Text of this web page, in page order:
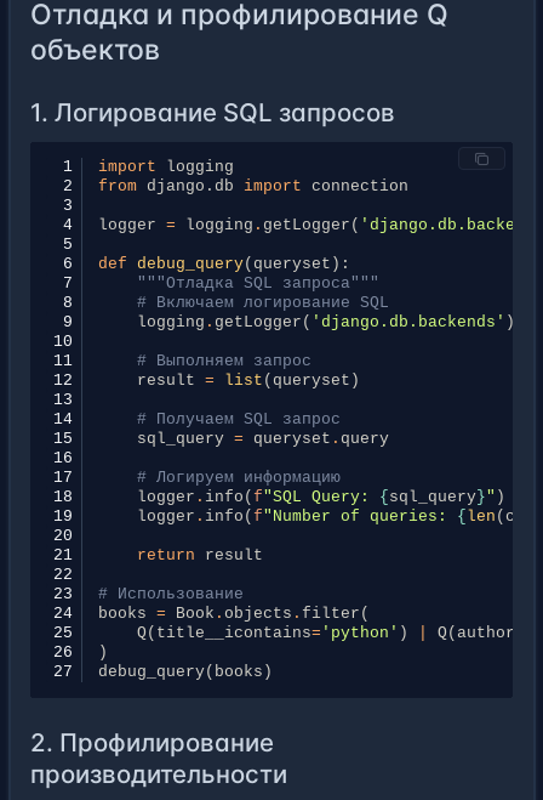
39
self.assertEqual( books . first(),
40
41
def
44
self. assertEqual(books.
assertEqual
47
def test_complex_query
48
"""Тестирование сложного запроса"""
49
50
Q(
51
52
)
&
53
Q(author__age__gte
54
Q( category__name='Programming'
55
)
56
57
self.assertEqual
Отладка и профилирование Q
объектов
1. Логирование SQL запросов
1 import
logging
2
from django.db import connection
3
4
logger = logging . getLogger (
5
6
def debug_query( queryset ):
7
"""Отладка SQL запроса"""
8
# Включаем логирование SQL
9
logging . getLogger ( 'django.db.backends' )
10
11
# Выполняем запрос
12
result = list ( queryset )
13
14
# Получаем SQL запрос
15
sql_query = queryset . query
16
17
# Логируем информацию
18
logger . info ( f"SQL Query: { sql_query}" )
19
logger . info ( f"Number of queries: { len (
20
21
return
result
22
23
# Использование
24
books = Book . objects . filter (
25
Q ( title__icontains= 'python' ) Q (
26
)
27
debug_query( books )
2. Профилирование
производительности